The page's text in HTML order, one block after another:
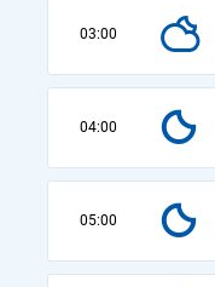
03:00
04:00
05:00